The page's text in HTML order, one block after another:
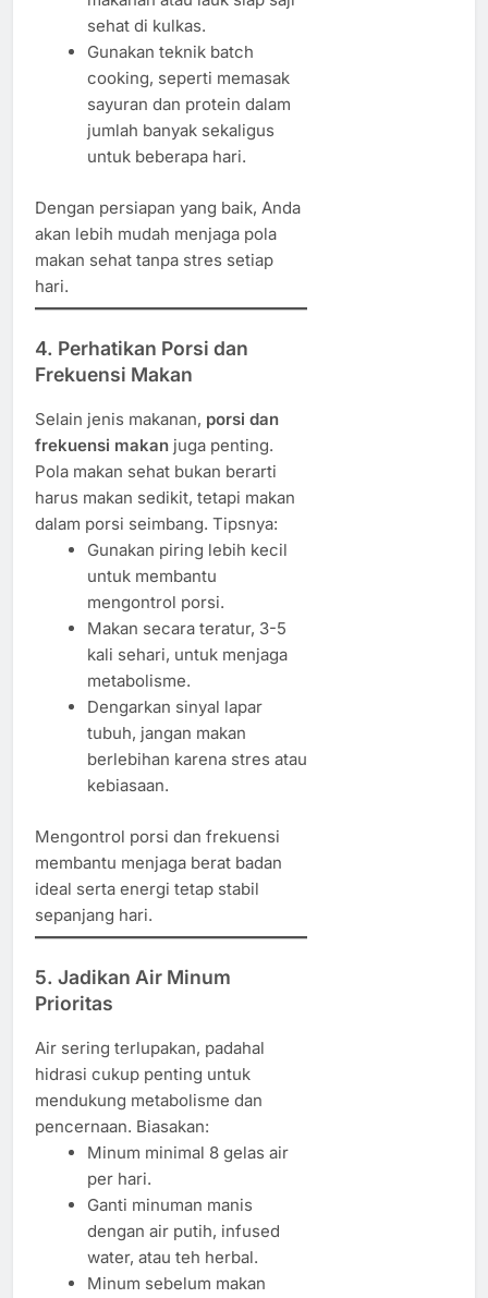
sehat di kulkas.
Gunakan teknik batch
cooking, seperti memasak
sayuran dan protein dalam
jumlah banyak sekaligus
untuk beberapa hari.
Dengan persiapan yang baik, Anda
akan lebih mudah menjaga pola
makan sehat tanpa stres setiap
hari.
4. Perhatikan Porsi dan
Frekuensi Makan
Selain jenis makanan, porsi dan
frekuensi makan juga penting.
Pola makan sehat bukan berarti
harus makan sedikit, tetapi makan
dalam porsi seimbang. Tipsnya:
Gunakan piring lebih kecil
untuk membantu
mengontrol porsi.
Makan secara teratur, 3-5
kali sehari, untuk menjaga
metabolisme.
Dengarkan sinyal lapar
tubuh, jangan makan
berlebihan karena stres atau
kebiasaan.
Mengontrol porsi dan frekuensi
membantu menjaga berat badan
ideal serta energi tetap stabil
sepanjang hari.
5. Jadikan Air Minum
Prioritas
Air sering terlupakan, padahal
hidrasi cukup penting untuk
mendukung metabolisme dan
pencernaan. Biasakan:
Minum minimal 8 gelas air
per hari.
Ganti minuman manis
dengan air putih, infused
water, atau teh herbal.
Minum sebelum makan